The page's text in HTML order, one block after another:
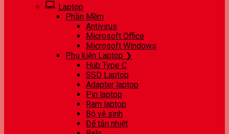
Laptop
Phần Mềm
Antivirus
Microsoft Office
Microsoft Windows
Phụ kiện Laptop ❯
Hub Type C
SSD Laptop
Adapter laptop
Pin laptop
Ram laptop
Bộ vệ sinh
Đế tản nhiệt